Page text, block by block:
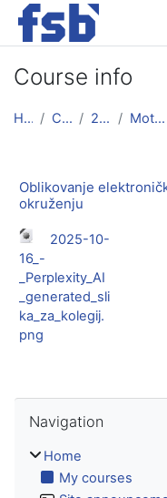
Skip to main content
Course info
Home Courses 2025/26 Motori i vozila
Oblikovanje
okruženju
2025-10-
16_-
_Perplexity_AI
_generated_sli
ka_za_kolegij.
png
Navigation
Home
My courses